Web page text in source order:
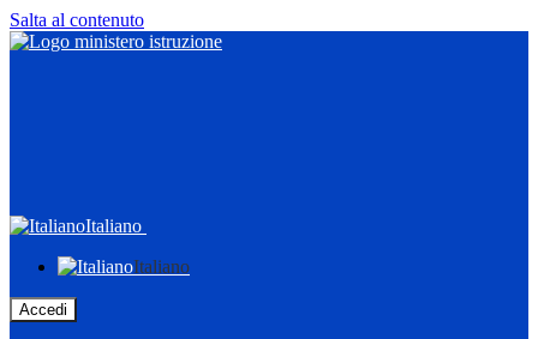
Salta al contenuto
Italiano
Italiano
Accedi